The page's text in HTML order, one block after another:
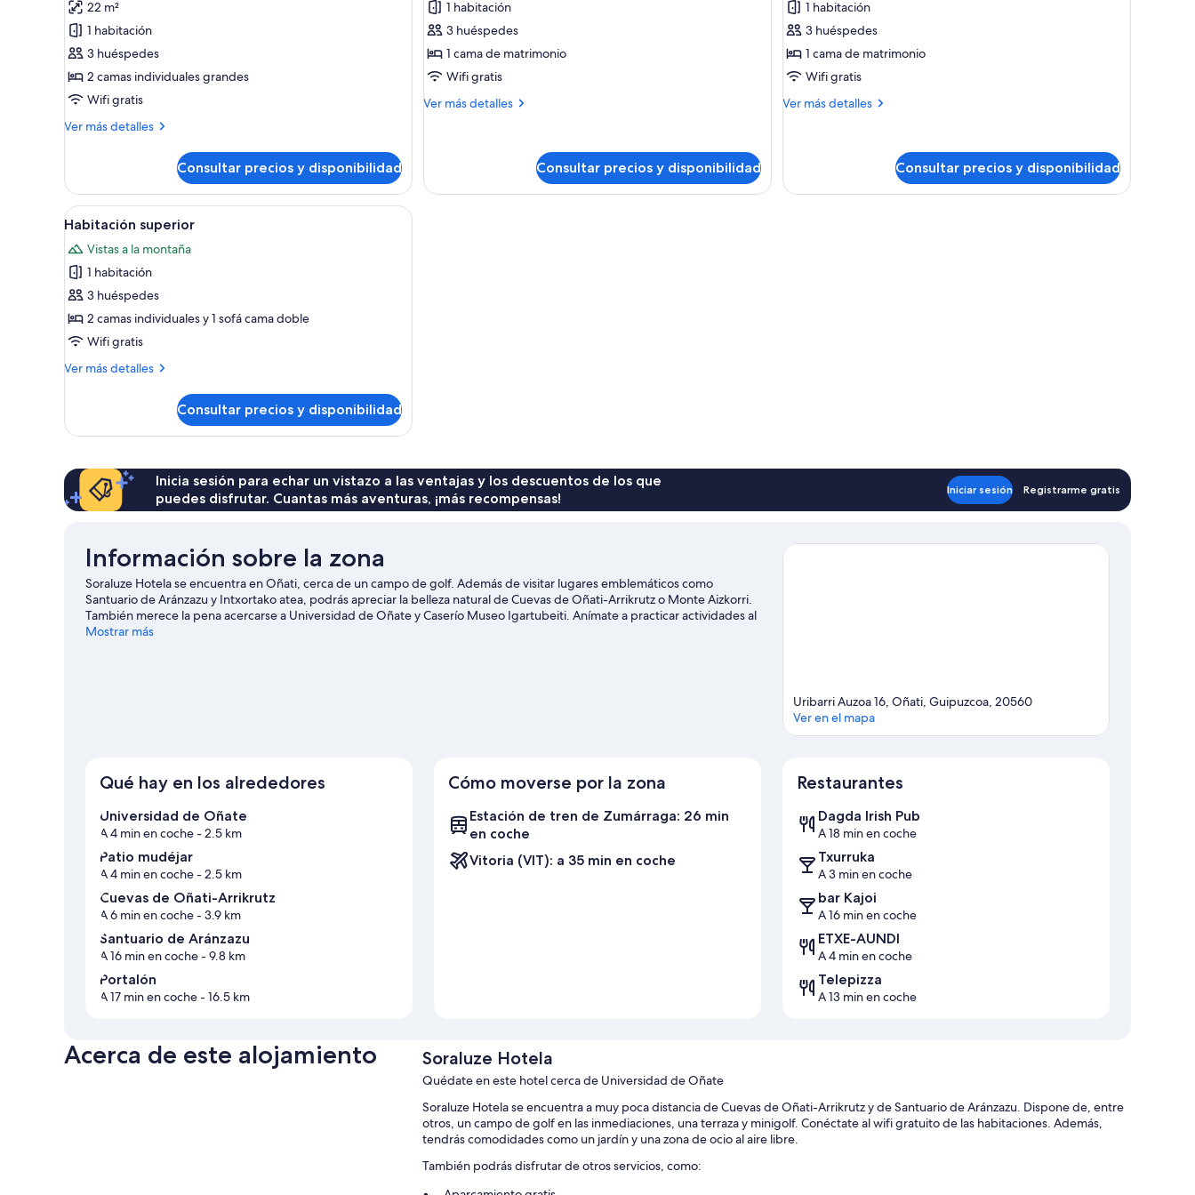
Habitación
con
2
camas
individuales
22 m²
1 habitación
3 huéspedes
2 camas individuales grandes
Wifi gratis
Ver más detalles
Más
con
camas
Consultar precios y disponibilidad
Habitación
doble
1 habitación
3 huéspedes
1 cama de matrimonio
Wifi gratis
Ver más detalles
Más
Consultar precios y disponibilidad
Habitación
doble,
terraza
1 habitación
3 huéspedes
1 cama de matrimonio
Wifi gratis
Ver más detalles
Más
terraza
Consultar precios y disponibilidad
Abrir
todas
las
fotos
de
Habitación
superior
Una habitación de hotel moderna con cama, mesita de noche, escritorio con televisor y una silla.
5
Habitación superior
Vistas a la montaña
1 habitación
3 huéspedes
2 camas individuales y 1 sofá cama doble
Wifi gratis
Ver más detalles
Más
superior
Consultar precios y disponibilidad
Inicia sesión para echar un vistazo a las ventajas y los descuentos de los que
puedes disfrutar. Cuantas más aventuras, ¡más recompensas!
Iniciar sesión Registrarme gratis
Información sobre la zona
Soraluze Hotela se encuentra en Oñati, cerca de un campo de golf. Además de visitar lugares emblemáticos como
Santuario de Aránzazu y Intxortako atea, podrás apreciar la belleza natural de Cuevas de Oñati-Arrikrutz o Monte Aizkorri.
También merece la pena acercarse a Universidad de Oñate y Caserío Museo Igartubeiti. Anímate a practicar actividades al
aire libre, como las rutas a pie o en bicicleta o la equitación.
Mostrar más
Uribarri Auzoa 16, Oñati, Guipuzcoa, 20560
Ver en el mapa
Qué hay en los alrededores
Universidad de Oñate
A 4 min en coche- 2.5 km
Patio mudéjar
A 4 min en coche- 2.5 km
Cuevas de Oñati-Arrikrutz
A 6 min en coche- 3.9 km
Santuario de Aránzazu
A 16 min en coche- 9.8 km
Portalón
A 17 min en coche- 16.5 km
Cómo moverse por la zona
Estación de tren de Zumárraga: 26 min
en coche
Vitoria (VIT): a 35 min en coche
Restaurantes
Dagda Irish Pub
A 18 min en coche
Txurruka
A 3 min en coche
bar Kajoi
A 16 min en coche
ETXE-AUNDI
A 4 min en coche
Telepizza
A 13 min en coche
Acerca de este alojamiento Soraluze Hotela
Quédate en este hotel cerca de Universidad de Oñate
Soraluze Hotela se encuentra a muy poca distancia de Cuevas de Oñati-Arrikrutz y de Santuario de Aránzazu. Dispone de, entre
otros, un campo de golf en las inmediaciones, una terraza y minigolf. Conéctate al wifi gratuito de las habitaciones. Además,
tendrás comodidades como un jardín y una zona de ocio al aire libre.
También podrás disfrutar de otros servicios, como: